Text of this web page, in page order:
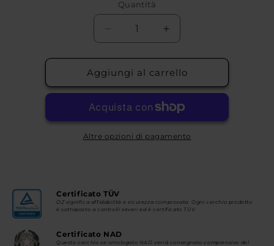
Quantità
Diminuisci
quantità
per
MSW
60
Aumenta
quantità
per
MSW
60
Aggiungi al carrello
Altre opzioni di pagamento
Certificato TÜV
OZ significa affidabilità e sicurezza comprovata. Ogni cerchio prodotto
è sottoposto a controlli severi ed è certificato TÜV.
Certificato NAD
Questo cerchio se omologato NAD verrà consegnato comprensivo del